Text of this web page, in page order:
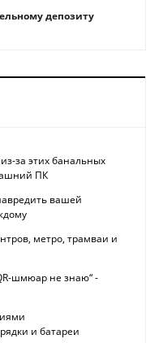
депозиту
за этих банальных
ПК
вашей
метро, трамваи и
шмюар не знаю“ -
и батареи